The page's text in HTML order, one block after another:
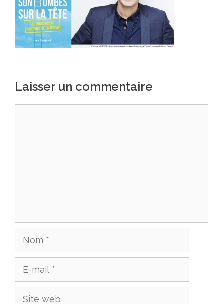
Laisser un commentaire
Site